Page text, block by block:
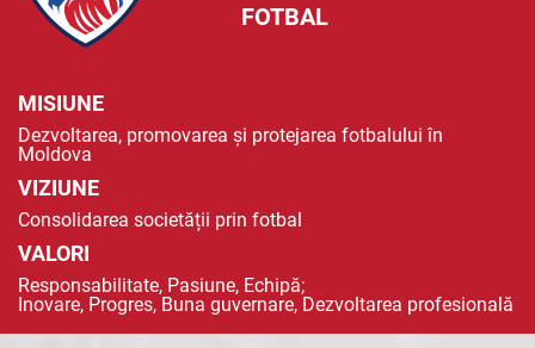
FOTBAL
MISIUNE
Dezvoltarea, promovarea și protejarea fotbalului în
Moldova
VIZIUNE
Consolidarea societății prin fotbal
VALORI
Responsabilitate, Pasiune, Echipă;
Inovare, Progres, Buna guvernare, Dezvoltarea profesională